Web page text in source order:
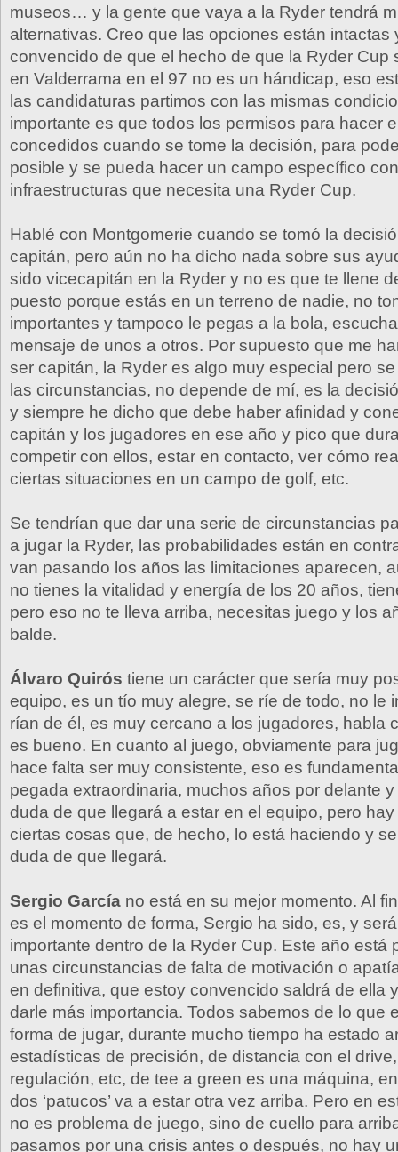
museos… y la gente que vaya a la Ryder tendrá
alternativas. Creo que las opciones están intactas
convencido de que el hecho de que la Ryder Cup
en Valderrama en el 97 no es un hándicap, eso
las candidaturas partimos con las mismas
importante es que todos los permisos para hacer
concedidos cuando se tome la decisión, para
posible y se pueda hacer un campo específico
infraestructuras que necesita una Ryder Cup.
Hablé con Montgomerie cuando se tomó la
capitán, pero aún no ha dicho nada sobre sus
sido vicecapitán en la Ryder y no es que te llene
puesto porque estás en un terreno de nadie, no
importantes y tampoco le pegas a la bola,
mensaje de unos a otros. Por supuesto que me
ser capitán, la Ryder es algo muy especial pero
las circunstancias, no depende de mí, es la
y siempre he dicho que debe haber afinidad y
capitán y los jugadores en ese año y pico que
competir con ellos, estar en contacto, ver cómo
ciertas situaciones en un campo de golf, etc.
Se tendrían que dar una serie de circunstancias
a jugar la Ryder, las probabilidades están en
van pasando los años las limitaciones aparecen,
no tienes la vitalidad y energía de los 20 años,
pero eso no te lleva arriba, necesitas juego y los
balde.
Álvaro Quirós tiene un carácter que sería muy
equipo, es un tío muy alegre, se ríe de todo, no le
rían de él, es muy cercano a los jugadores, habla
es bueno. En cuanto al juego, obviamente para
hace falta ser muy consistente, eso es
pegada extraordinaria, muchos años por delante
duda de que llegará a estar en el equipo, pero
ciertas cosas que, de hecho, lo está haciendo y
duda de que llegará.
Sergio García no está en su mejor momento. Al
es el momento de forma, Sergio ha sido, es, y
importante dentro de la Ryder Cup. Este año está
unas circunstancias de falta de motivación o
en definitiva, que estoy convencido saldrá de ella
darle más importancia. Todos sabemos de lo que
forma de jugar, durante mucho tiempo ha estado
estadísticas de precisión, de distancia con el
regulación, etc, de tee a green es una máquina,
dos ‘patucos’ va a estar otra vez arriba. Pero en
no es problema de juego, sino de cuello para
pasamos por una crisis antes o después, no hay